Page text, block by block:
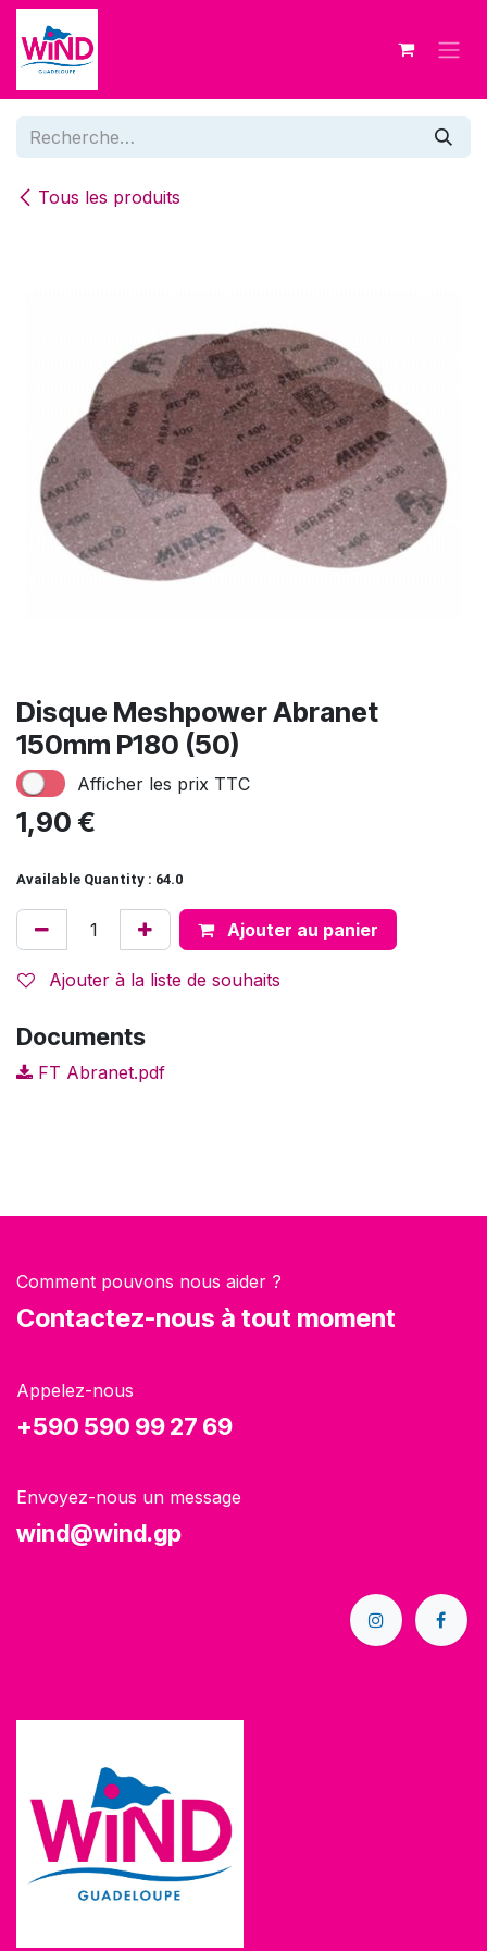
Se rendre au contenu
Tous les produits
Disque Meshpower Abranet
150mm P180 (50)
Afficher les prix TTC
1,90 €
Available Quantity : 64.0
Ajouter au panier
Ajouter à la liste de souhaits
Documents
FT Abranet.pdf
Comment pouvons nous aider ?
Contactez-nous à tout moment
Appelez-nous
+590 590 99 27 69
Envoyez-nous un message
wind@wind.gp